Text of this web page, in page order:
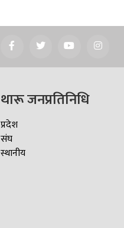
थारू जनप्रतिनिधि
प्रदेश
संघ
स्थानीय